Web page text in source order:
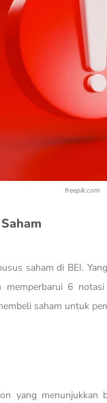
freepik.com
saham di BEI.
memperbarui 6
saham untuk
yang